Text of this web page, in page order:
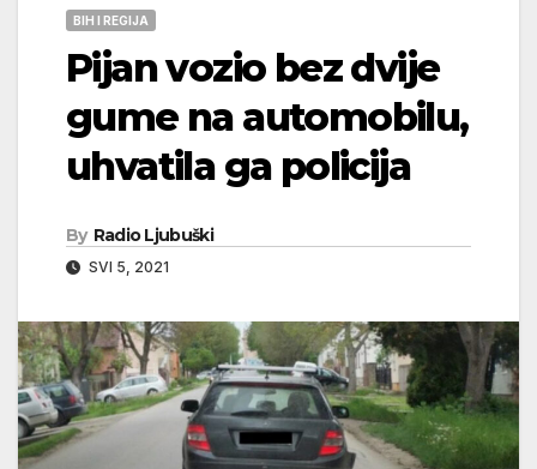
BIH I REGIJA
Pijan vozio bez dvije
gume na automobilu,
uhvatila ga policija
By Radio Ljubuški
SVI 5, 2021